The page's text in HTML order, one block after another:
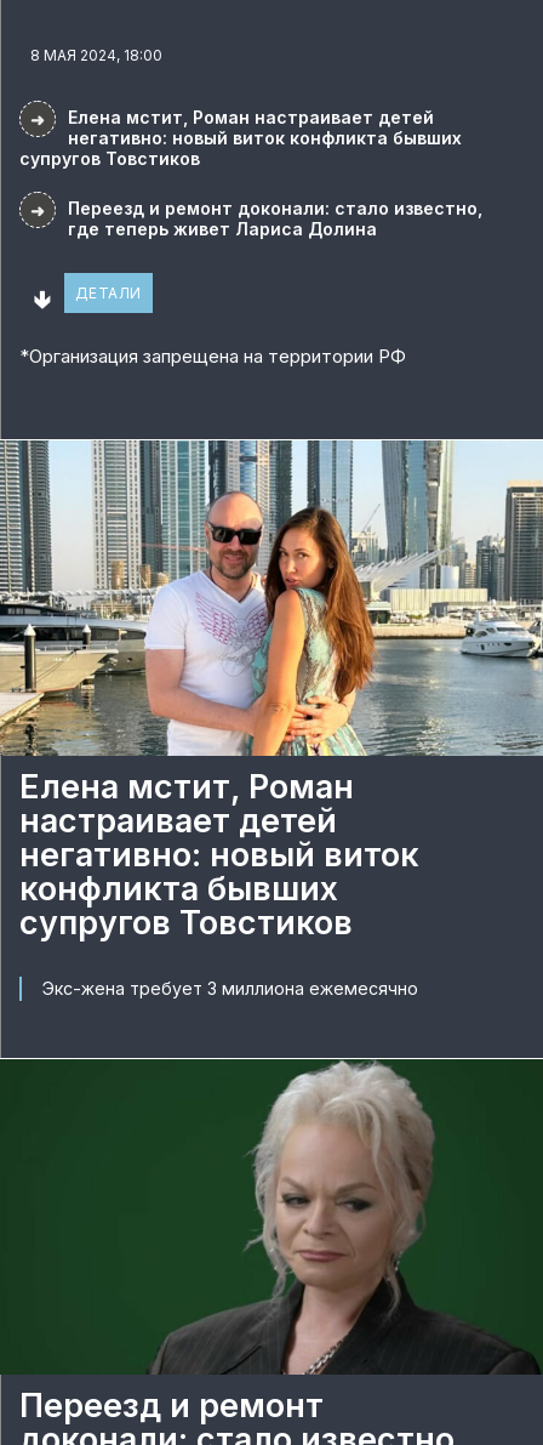
8 МАЯ 2024, 18:00
➜
Елена мстит, Роман настраивает детей
негативно: новый виток конфликта бывших
супругов Товстиков
➜
Переезд и ремонт доконали: стало известно,
где теперь живет Лариса Долина
🢃 ДЕТАЛИ
*Организация запрещена на территории РФ
Елена мстит, Роман
настраивает детей
негативно: новый виток
конфликта бывших
супругов Товстиков
Экс-жена требует 3 миллиона ежемесячно
Переезд и ремонт